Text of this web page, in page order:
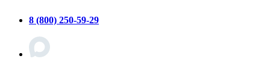
8 (800) 250-59-29